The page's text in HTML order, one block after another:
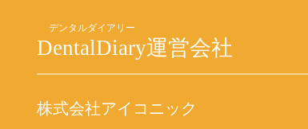
DentalDiary運営会社
株式会社アイコニック